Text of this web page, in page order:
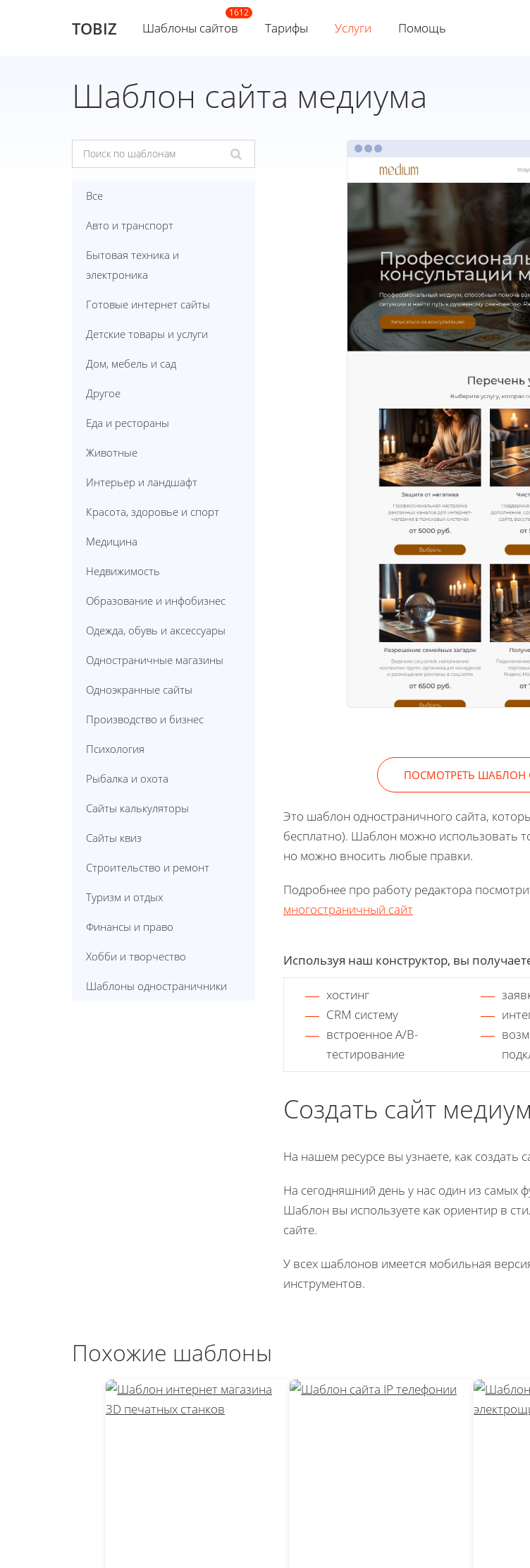
TOBIZ Шаблоны сайтов Тарифы Услуги Помощь
Шаблон сайта медиума
Все
Авто и транспорт
Бытовая техника и
электроника
Готовые интернет сайты
Детские товары и услуги
Дом, мебель и сад
Другое
Еда и рестораны
Животные
Интерьер и ландшафт
Красота, здоровье и спорт
Медицина
Недвижимость
Образование и инфобизнес
Одежда, обувь и аксессуары
Одностраничные магазины
Одноэкранные сайты
Производство и бизнес
Психология
Рыбалка и охота
Сайты калькуляторы
Сайты квиз
Строительство и ремонт
Туризм и отдых
Финансы и право
Хобби и творчество
Шаблоны одностраничники
ПОСМОТРЕТЬ ШАБЛОН
Это шаблон одностраничного сайта,
бесплатно). Шаблон можно использовать
но можно вносить любые правки.
Подробнее про работу редактора
многостраничный сайт
Используя наш конструктор, вы
хостинг
CRM систему
встроенное A/B-
тестирование
Создать сайт
На нашем ресурсе вы узнаете, как создать
На сегодняшний день у нас один из самых
Шаблон вы используете как ориентир в
сайте.
У всех шаблонов имеется мобильная
инструментов.
Похожие шаблоны